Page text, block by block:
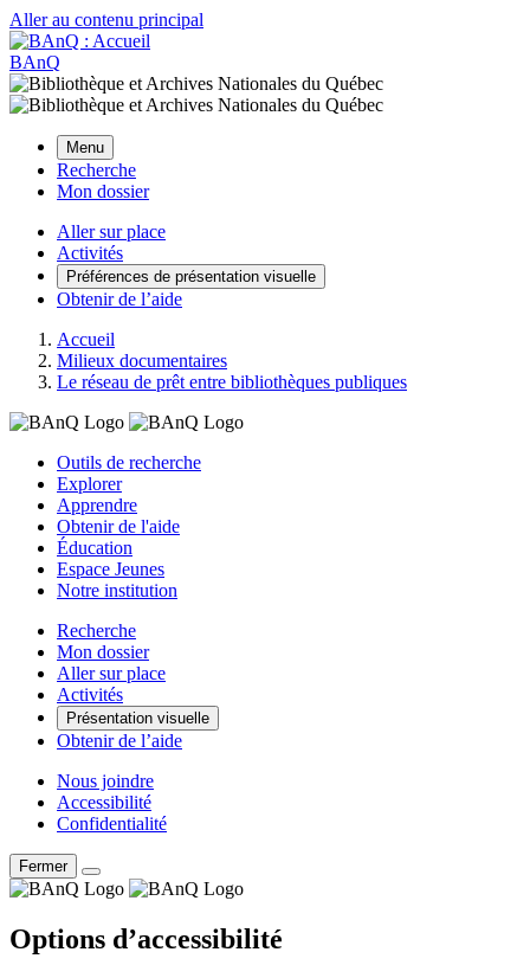
Aller au contenu principal
BAnQ
Menu
Recherche
Mon dossier
Aller sur place
Activités
Préférences de présentation visuelle
Obtenir de l’aide
Accueil
Milieux documentaires
Le réseau de prêt entre bibliothèques publiques
Outils de recherche
Explorer
Apprendre
Obtenir de l'aide
Éducation
Espace Jeunes
Notre institution
Recherche
Mon dossier
Aller sur place
Activités
Présentation visuelle
Obtenir de l’aide
Nous joindre
Accessibilité
Confidentialité
Fermer
Options d’accessibilité